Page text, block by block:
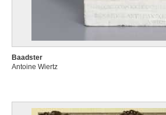
Baadster
Antoine Wiertz